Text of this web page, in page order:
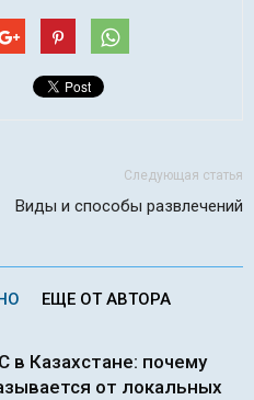
Следующая статья
Виды и способы развлечений
ЕЩЕ ОТ АВТОРА
в Казахстане: почему
от локальных